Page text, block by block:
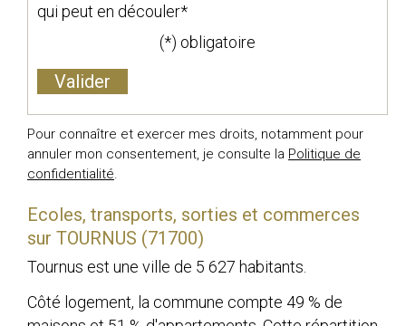
qui peut en découler*
(*) obligatoire
Pour connaître et exercer mes droits, notamment pour
annuler mon consentement, je consulte la Politique de
confidentialité.
Ecoles, transports, sorties et commerces
sur TOURNUS (71700)
Tournus est une ville de 5 627 habitants.
Côté logement, la commune compte 49 % de